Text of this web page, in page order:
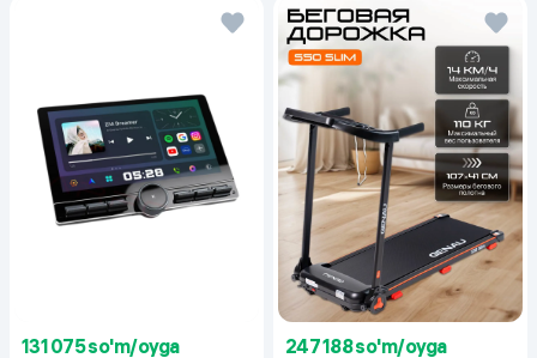
131 075 so'm/oyga 247 188 so'm/oyga